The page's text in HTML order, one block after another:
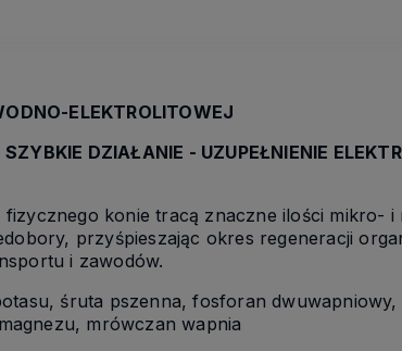
ELEKTROLITOWEJ
DZIAŁANIE - UZUPEŁNIENIE
fizycznego konie tracą znaczne ilości mikro-
przyśpieszając okres regeneracji
i zawodów.
śruta pszenna, fosforan dwuwapniowy,
mrówczan wapnia